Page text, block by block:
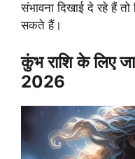
संभावना दिखाई दे रहे हैं
सकते हैं।
कुंभ राशि के लिए
2026